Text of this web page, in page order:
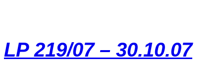
LP 219/07 – 30.10.07